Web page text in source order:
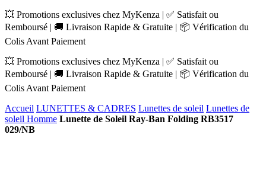
💥 Promotions exclusives chez MyKenza | ✅ Satisfait ou
Remboursé | 🚚 Livraison Rapide & Gratuite | 📦 Vérification du
Colis Avant Paiement
💥 Promotions exclusives chez MyKenza | ✅ Satisfait ou
Remboursé | 🚚 Livraison Rapide & Gratuite | 📦 Vérification du
Colis Avant Paiement
Accueil LUNETTES & CADRES Lunettes de soleil Lunettes de
soleil Homme Lunette de Soleil Ray-Ban Folding RB3517
029/NB